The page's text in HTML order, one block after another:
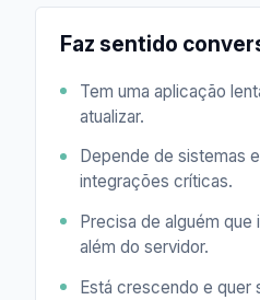
Faz sentido
Tem uma aplicação
atualizar.
Depende de sistemas
integrações críticas.
Precisa de alguém que
além do servidor.
Está crescendo e quer